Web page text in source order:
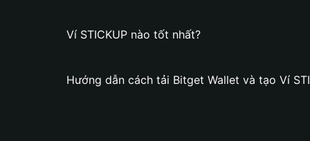
Ví STICKUP nào tốt nhất?
Hướng dẫn cách tải Bitget Wallet và tạo Ví